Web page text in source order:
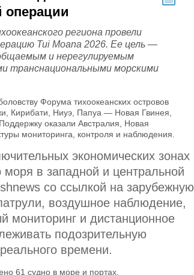
операции
региона провели
Tui Moana 2026. Ее цель —
и нерегулируемым
транснациональными морскими
Форума тихоокеанских островов
Кирибати, Ниуэ, Папуа — Новая Гвинея,
оказали Австралия, Новая
мониторинга, контроля и наблюдения.
экономических зонах
в западной и центральной
со ссылкой на зарубежную
воздушное наблюдение,
мониторинг и дистанционное
подозрительную
времени.
61 судно в море и портах,